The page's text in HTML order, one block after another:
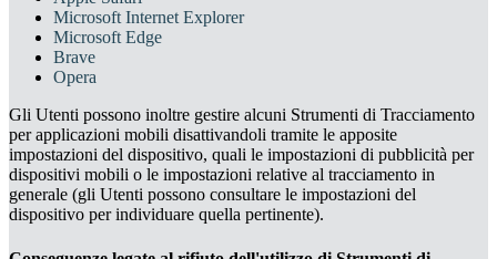
Microsoft Internet Explorer
Microsoft Edge
Brave
Opera
Gli Utenti possono inoltre gestire alcuni Strumenti di Tracciamento
per applicazioni mobili disattivandoli tramite le apposite
impostazioni del dispositivo, quali le impostazioni di pubblicità per
dispositivi mobili o le impostazioni relative al tracciamento in
generale (gli Utenti possono consultare le impostazioni del
dispositivo per individuare quella pertinente).